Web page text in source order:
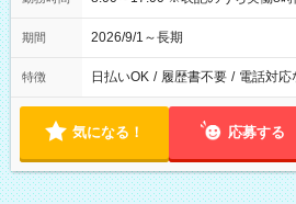
期間 2026/9/1～長期
特徴 日払いOK / 履歴書不要 / 電話対応
気になる！ 応募する